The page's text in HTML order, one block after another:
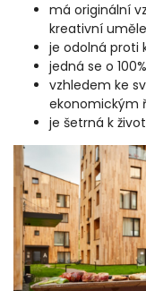
má originální
kreativní
je odolná proti
jedná se o
vzhledem ke
ekonomickým
je šetrná k